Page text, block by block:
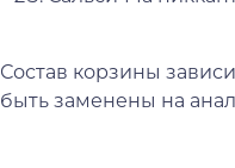
Состав корзины
быть заменены на